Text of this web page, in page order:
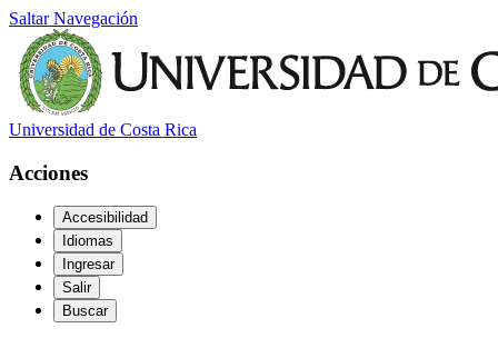
Saltar Navegación
Universidad de Costa Rica
Acciones
Accesibilidad
Idiomas
Ingresar
Salir
Buscar